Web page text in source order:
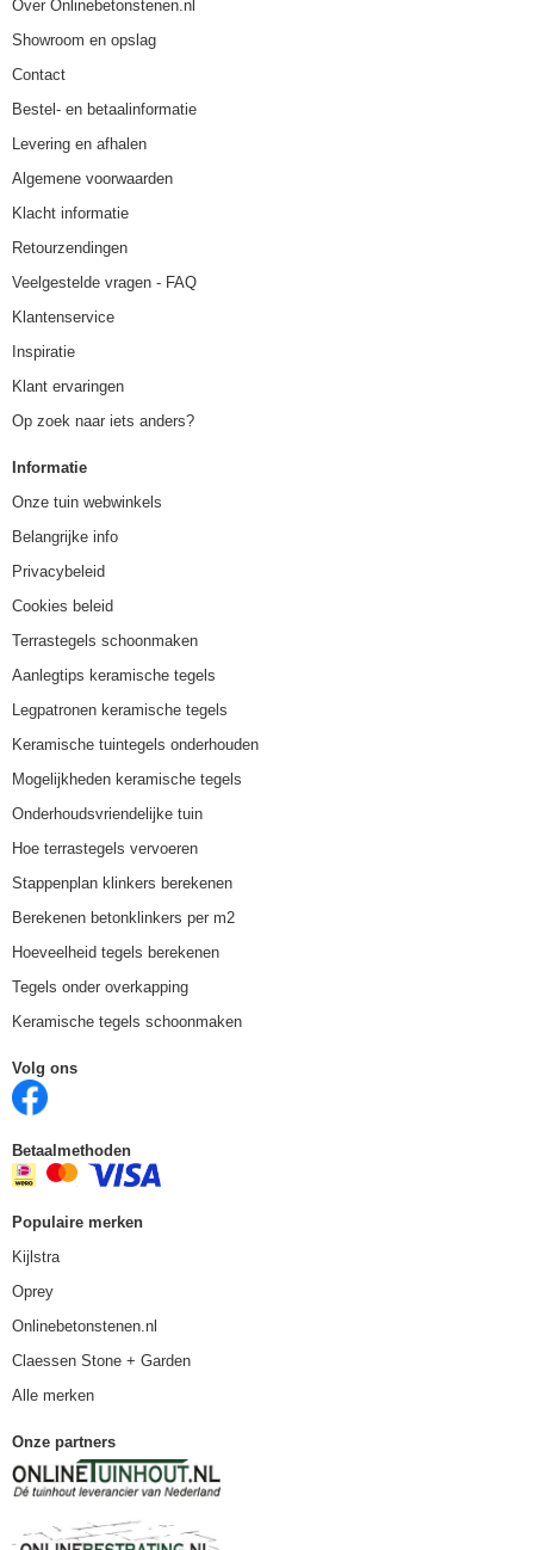
Over Onlinebetonstenen.nl
Showroom en opslag
Contact
Bestel- en betaalinformatie
Levering en afhalen
Algemene voorwaarden
Klacht informatie
Retourzendingen
Veelgestelde vragen - FAQ
Klantenservice
Inspiratie
Klant ervaringen
Op zoek naar iets anders?
Informatie
Onze tuin webwinkels
Belangrijke info
Privacybeleid
Cookies beleid
Terrastegels schoonmaken
Aanlegtips keramische tegels
Legpatronen keramische tegels
Keramische tuintegels onderhouden
Mogelijkheden keramische tegels
Onderhoudsvriendelijke tuin
Hoe terrastegels vervoeren
Stappenplan klinkers berekenen
Berekenen betonklinkers per m2
Hoeveelheid tegels berekenen
Tegels onder overkapping
Keramische tegels schoonmaken
Volg ons
Betaalmethoden
Populaire merken
Kijlstra
Oprey
Onlinebetonstenen.nl
Claessen Stone + Garden
Alle merken
Onze partners